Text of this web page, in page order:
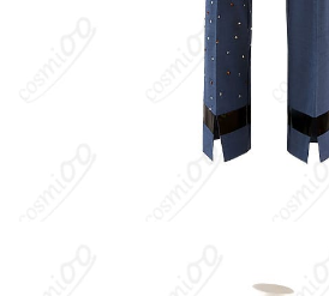
対象とした「ASTRO FES」モチーフの
宇宙をイメージしたステージ衣装風デザ
ー（KAITO、鏡音レン、東雲彰人、天馬
漣ジュン、守沢千秋、瀬名泉、逆先夏目
するラインナップ。一般に流通するコス
り、公式コラボ衣装名としての「ASTRO
式告知は確認困難なため、ファンメイド
在。 ・東雲彰人／青柳冬弥：Vivid BAD